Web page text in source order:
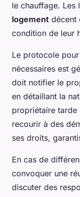
le chauffage. Les
logement décent
condition de leur
Le protocole
nécessaires est
doit notifier le
en détaillant la
propriétaire tarde
recourir à des
ses droits,
En cas de
convoquer une
discuter des